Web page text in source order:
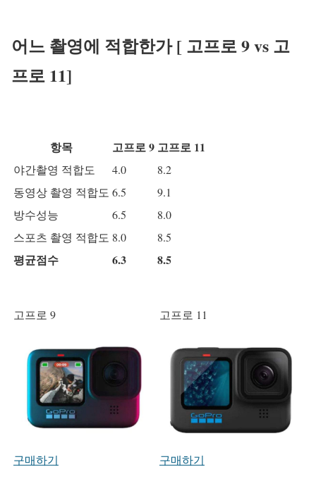
어느 촬영에 적합한가 [ 고프로 9 vs 고
프로 11]
항목 고프로 9 고프로 11
야간촬영 적합도 4.0
8.2
동영상 촬영 적합도 6.5
9.1
방수성능
6.5
8.0
스포츠 촬영 적합도 8.0 8.5
평균점수 6.3 8.5
고프로 9 고프로 11
구매하기 구매하기